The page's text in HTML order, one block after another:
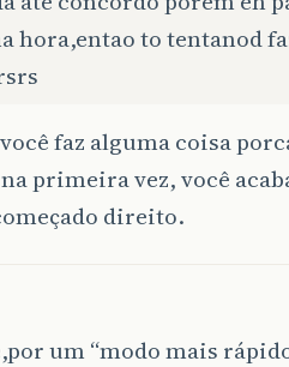
hora,entao to tentanod
faz alguma coisa
primeira vez, você
direito.
um “modo mais